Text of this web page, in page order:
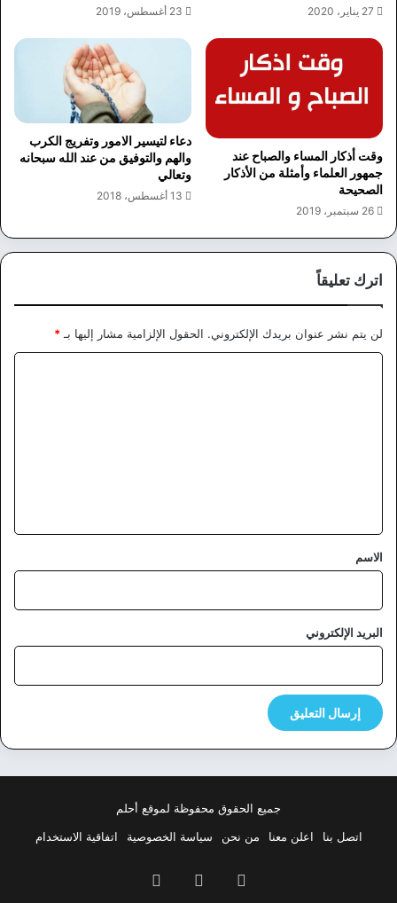
27 يناير، 2020 23 أغسطس، 2019
وقت أذكار المساء والصباح عند
جمهور العلماء وأمثلة من الأذكار
الصحيحة
26 سبتمبر، 2019
دعاء لتيسير الامور وتفريج الكرب
والهم والتوفيق من عند الله سبحانه
وتعالي
13 أغسطس، 2018
اترك تعليقاً
لن يتم نشر عنوان بريدك الإلكتروني. الحقول الإلزامية مشار إليها بـ*
*
الاسم
البريد الإلكتروني
جميع الحقوق محفوظة لموقع أحلم
اتصل بنا
اعلن معنا من نحن سياسة الخصوصية اتفاقية الاستخدام
فيسبوك